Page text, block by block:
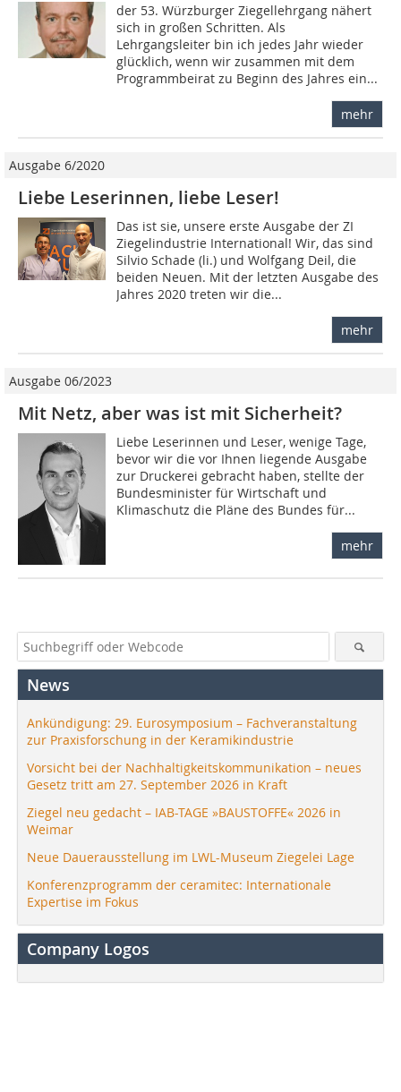
der 53. Würzburger Ziegellehrgang nähert
sich in großen Schritten. Als
Lehrgangsleiter bin ich jedes Jahr wieder
glücklich, wenn wir zusammen mit dem
Programmbeirat zu Beginn des Jahres ein...
mehr
Ausgabe 6/2020
Liebe Leserinnen, liebe Leser!
Das ist sie, unsere erste Ausgabe der ZI
Ziegelindustrie International! Wir, das sind
Silvio Schade (li.) und Wolfgang Deil, die
beiden Neuen. Mit der letzten Ausgabe des
Jahres 2020 treten wir die...
mehr
Ausgabe 06/2023
Mit Netz, aber was ist mit Sicherheit?
Liebe Leserinnen und Leser, wenige Tage,
bevor wir die vor Ihnen liegende Ausgabe
zur Druckerei gebracht haben, stellte der
Bundesminister für Wirtschaft und
Klimaschutz die Pläne des Bundes für...
mehr
News
Ankündigung: 29. Eurosymposium – Fachveranstaltung
zur Praxisforschung in der Keramikindustrie
Vorsicht bei der Nachhaltigkeitskommunikation – neues
Gesetz tritt am 27. September 2026 in Kraft
Ziegel neu gedacht – IAB-TAGE »BAUSTOFFE« 2026 in
Weimar
Neue Dauerausstellung im LWL-Museum Ziegelei Lage
Konferenzprogramm der ceramitec: Internationale
Expertise im Fokus
Company Logos